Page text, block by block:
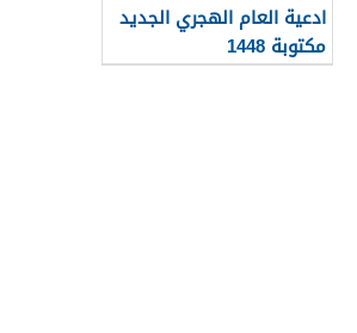
ادعية العام الهجري الجديد
مكتوبة 1448